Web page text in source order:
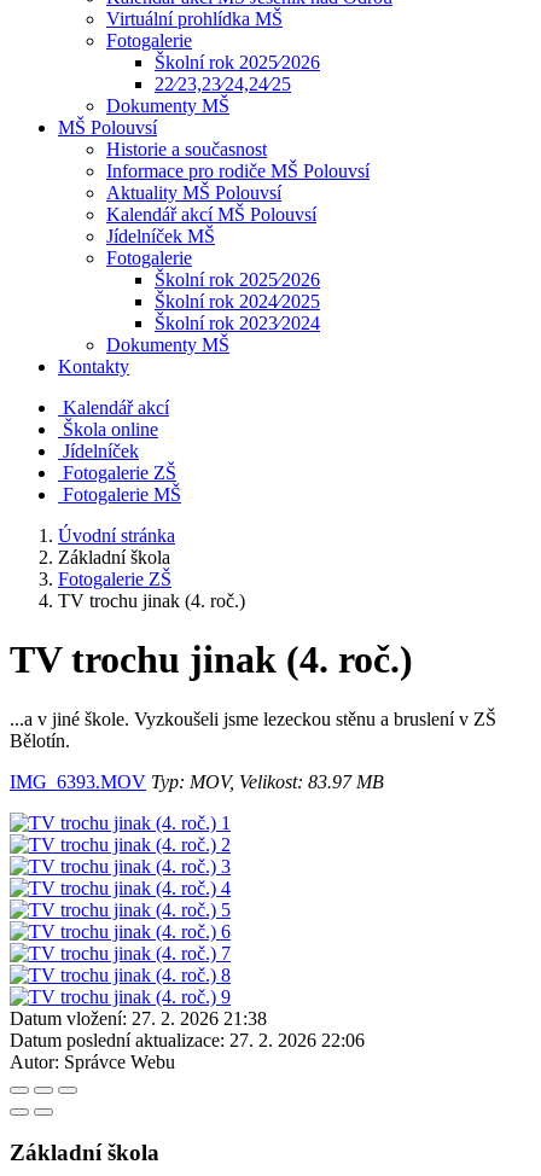
Virtuální prohlídka MŠ
Fotogalerie
Školní rok 2025⁄2026
22⁄23,23⁄24,24⁄25
Dokumenty MŠ
MŠ Polouvsí
Historie a současnost
Informace pro rodiče MŠ Polouvsí
Aktuality MŠ Polouvsí
Kalendář akcí MŠ Polouvsí
Jídelníček MŠ
Fotogalerie
Školní rok 2025⁄2026
Školní rok 2024⁄2025
Školní rok 2023⁄2024
Dokumenty MŠ
Kontakty
Kalendář akcí
Škola online
Jídelníček
Fotogalerie ZŠ
Fotogalerie MŠ
Úvodní stránka
Základní škola
Fotogalerie ZŠ
TV trochu jinak (4. roč.)
TV trochu jinak (4. roč.)
...a v jiné škole. Vyzkoušeli jsme lezeckou stěnu a bruslení v ZŠ
Bělotín.
IMG_6393.MOV Typ: MOV, Velikost: 83.97 MB
Datum vložení: 27. 2. 2026 21:38
Datum poslední aktualizace: 27. 2. 2026 22:06
Autor: Správce Webu
Základní škola